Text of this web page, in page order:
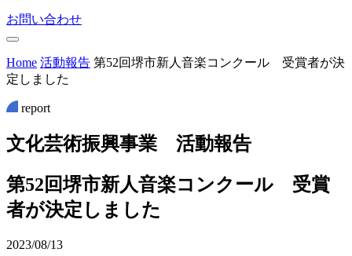
お問い合わせ
Home 活動報告 第52回堺市新人音楽コンクール 受賞者が決
定しました
report
文化芸術振興事業 活動報告
第52回堺市新人音楽コンクール 受賞
者が決定しました
2023/08/13